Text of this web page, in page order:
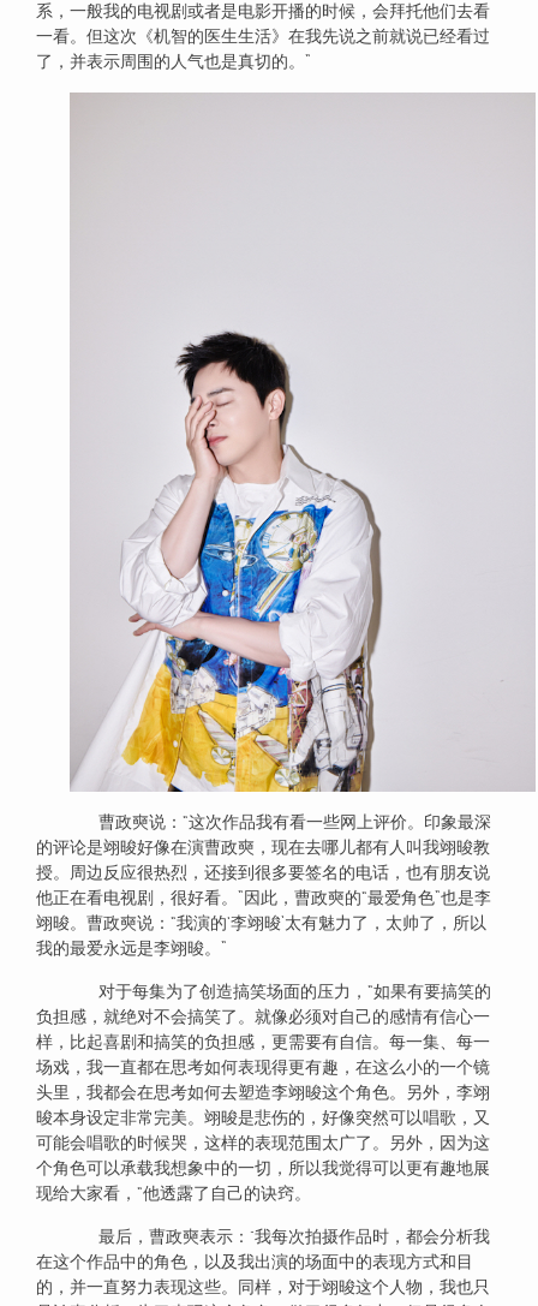
系，一般我的电视剧或者是电影开播的时候，会拜托他们去看
一看。但这次《机智的医生生活》在我先说之前就说已经看过
了，并表示周围的人气也是真切的。”
曹政奭说：“这次作品我有看一些网上评价。印象最深
的评论是翊晙好像在演曹政奭，现在去哪儿都有人叫我翊晙教
授。周边反应很热烈，还接到很多要签名的电话，也有朋友说
他正在看电视剧，很好看。”因此，曹政奭的“最爱角色”也是李
翊晙。曹政奭说：“我演的‘李翊晙’太有魅力了，太帅了，所以
我的最爱永远是李翊晙。”
对于每集为了创造搞笑场面的压力，“如果有要搞笑的
负担感，就绝对不会搞笑了。就像必须对自己的感情有信心一
样，比起喜剧和搞笑的负担感，更需要有自信。每一集、每一
场戏，我一直都在思考如何表现得更有趣，在这么小的一个镜
头里，我都会在思考如何去塑造李翊晙这个角色。另外，李翊
晙本身设定非常完美。翊晙是悲伤的，好像突然可以唱歌，又
可能会唱歌的时候哭，这样的表现范围太广了。另外，因为这
个角色可以承载我想象中的一切，所以我觉得可以更有趣地展
现给大家看，“他透露了自己的诀窍。
最后，曹政奭表示："我每次拍摄作品时，都会分析我
在这个作品中的角色，以及我出演的场面中的表现方式和目
的，并一直努力表现这些。同样，对于翊晙这个人物，我也只